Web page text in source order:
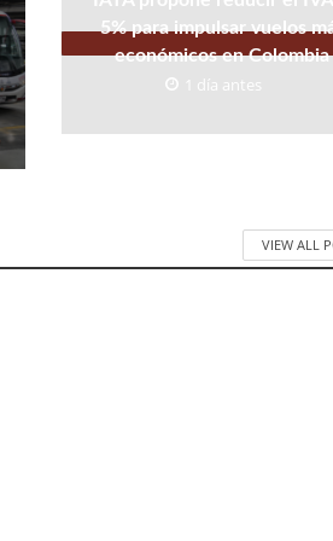
5% para impulsar vuelos
económicos en Colombia
1 día antes
VIEW ALL